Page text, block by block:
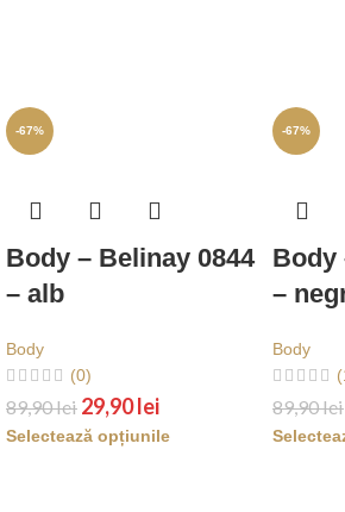
-67%
Body – Belinay 0844
– alb
Body
(0)
89,90lei 29,90lei
Selectează opțiunile
-67%
Body
–
Body
89,90lei